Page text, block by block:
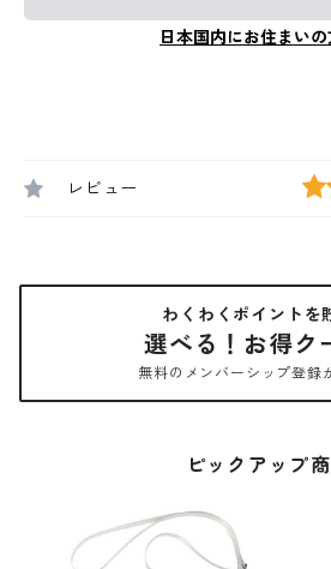
日本国内にお住まい
レビュー
わくわくポイントを
選べる！お得ク
無料のメンバーシップ登録
ピックアップ